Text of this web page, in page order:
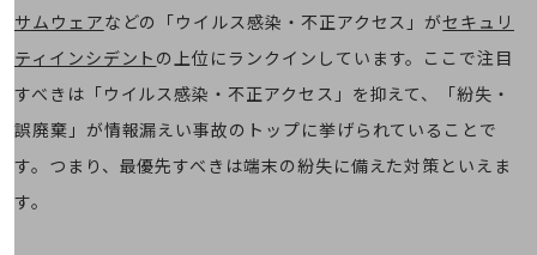
旬な話題やお役立ち資料などDXの課題を
新着記事
お役立ち資料ダウンロード
トレンド記事特集
IT用語集
中堅中小企業向け
サムウェアなどの「ウイルス感染・不正アクセス」がセキュリ
ティインシデント の上位にランクインしています。ここで注目
すべきは「ウイルス感染・不正アクセス」を抑えて、「紛失・
誤廃棄」が情報漏えい事故のトップに挙げられていることで
す。つまり、最優先すべきは端末の紛失に備えた対策といえま
す。